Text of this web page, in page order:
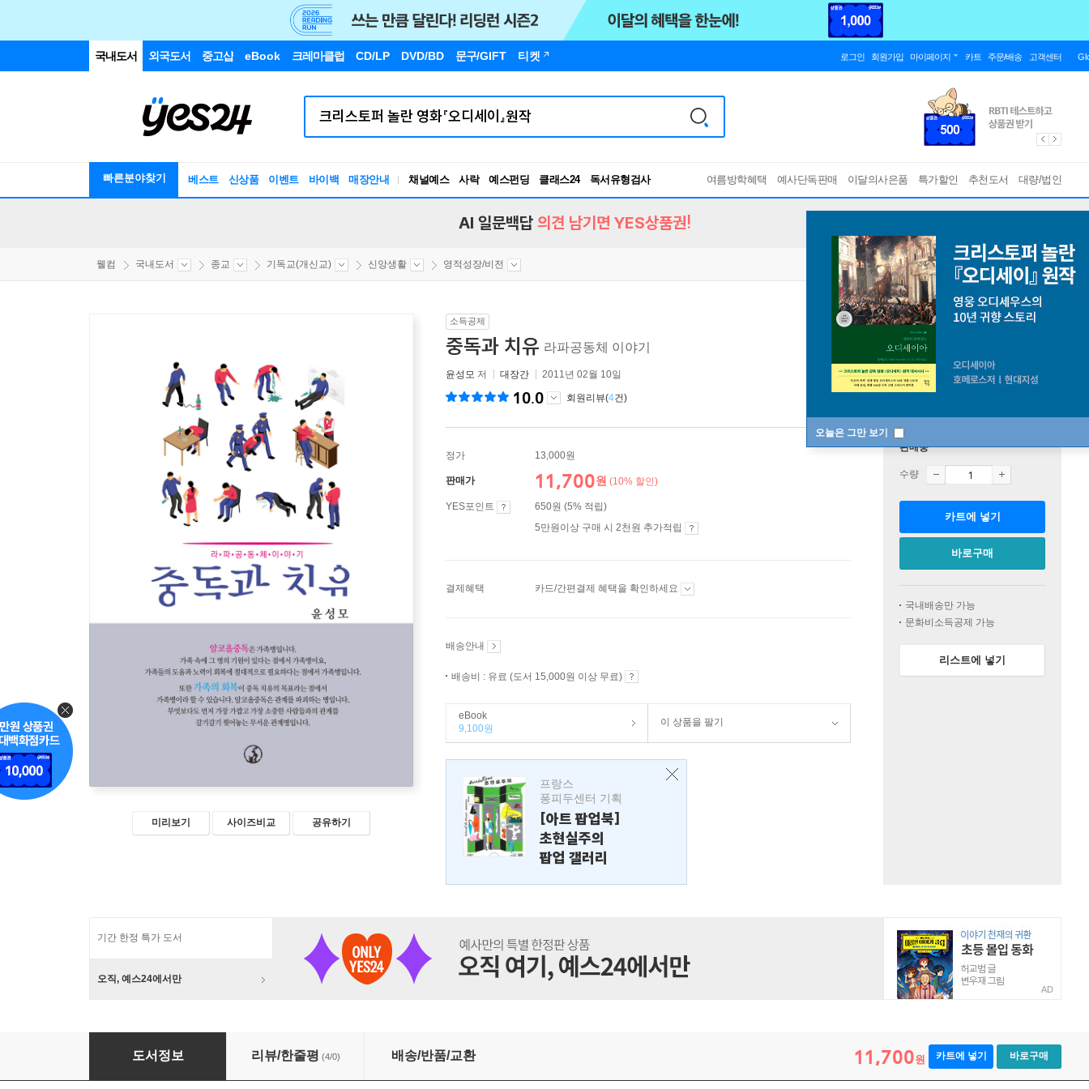
국내도서 외국도서 중고샵 eBook 크레마클럽 CD/LP DVD/BD 문구/GIFT 티켓 로그인 회원가입 마이페이지 카트 주문/배송 고객센터
빠른분야찾기 베스트 신상품 이벤트 바이백 매장안내 채널예스 사락 예스펀딩 클래스24
독서유형검사
RBTI Lab
여름방학혜택 예사단독판매 이달의사은품 특가할인 추천도서 대량/법인
오늘은 그만 보기
AI 일문백답 의견 남기면 YES상품권!
웰컴 국내도서 종교 기독교(개신교) 신앙생활 영적성장/비전
미리보기 사이즈비교 공유하기
소득공제
중독과 치유 라파공동체 이야기
윤성모 저 대장간 2011년 02월 10일
10.0 회원리뷰(4건)
정가 13,000원
판매가 11,700원 (10% 할인)
YES포인트
650원 (5% 적립)
5만원이상 구매 시 2천원 추가적립
결제혜택 카드/간편결제 혜택을 확인하세요
배송안내
배송비 : 유료 (도서 15,000원 이상 무료)
eBook
9,100원
이 상품을 팔기
프랑스
퐁피두센터 기획
[아트 팝업북]
초현실주의
팝업 갤러리
판매중
수량
카트에 넣기
바로구매
국내배송만 가능
문화비소득공제 가능
리스트에 넣기
기간 한정 특가 도서
오직, 예스24에서만
AD
중독과 치유
도서정보 리뷰/한줄평 (4/0) 배송/반품/교환 11,700원 카트에 넣기 바로구매